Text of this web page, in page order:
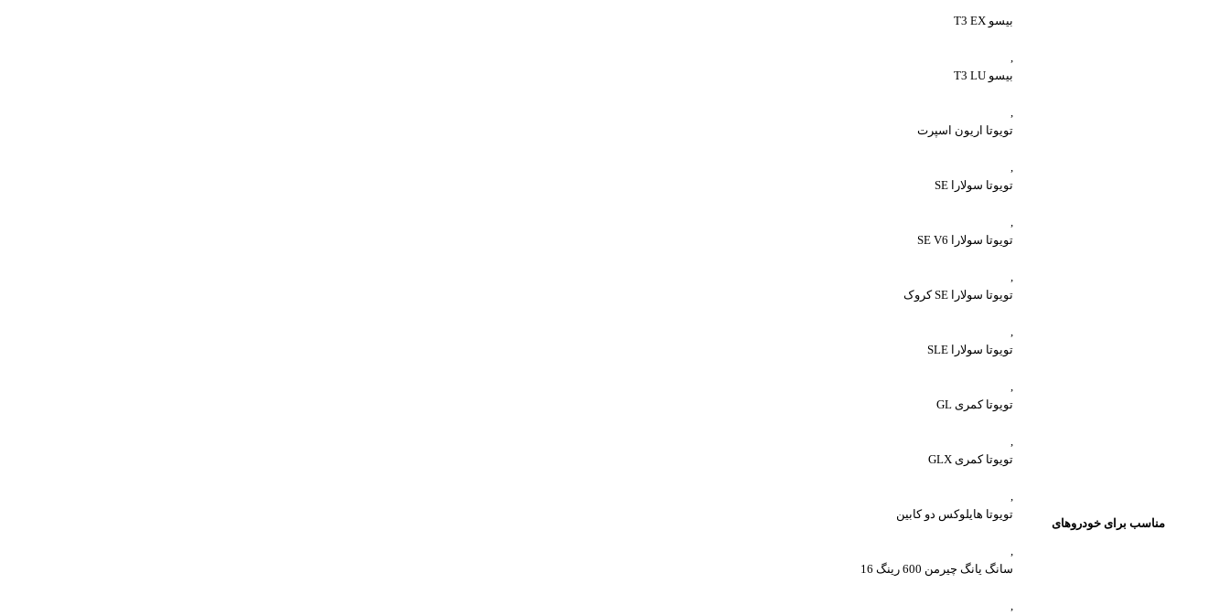
مناسب برای خودروهای
بیسو T3 EX
,
بیسو T3 LU
,
تویوتا اریون اسپرت
,
تویوتا سولارا SE
,
تویوتا سولارا SE V6
,
تویوتا سولارا SE کروک
,
تویوتا سولارا SLE
,
تویوتا کمری GL
,
تویوتا کمری GLX
,
تویوتا هایلوکس دو کابین
,
سانگ یانگ چیرمن 600 رینگ 16
,